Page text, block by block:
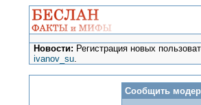
Новости: Регистрация новых
ivanov_su.
Сообщить